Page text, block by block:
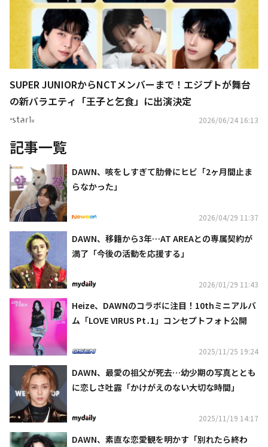
SUPER JUNIORからNCTメンバーまで！エジプトが舞台
の新バラエティ「王子と乞食」に出演決定
2026/06/24 16:13
記事一覧
DAWN、咳をしすぎて肋骨にヒビ「2ヶ月間止ま
らなかった」
2026/04/29 11:37
DAWN、移籍から3年…AT AREAとの専属契約が
満了「今後の活動を応援する」
2026/01/29 11:43
Heize、DAWNのコラボに注目！10thミニアルバ
ム「LOVE VIRUS Pt․1」コンセプトフォト公開
2025/11/25 19:24
DAWN、最愛の祖父が死去…幼少期の写真ととも
に恋しさ吐露「かけがえのない大切な時間」
2025/11/19 14:17
DAWN、素直な恋愛観を明かす「別れたら終わ